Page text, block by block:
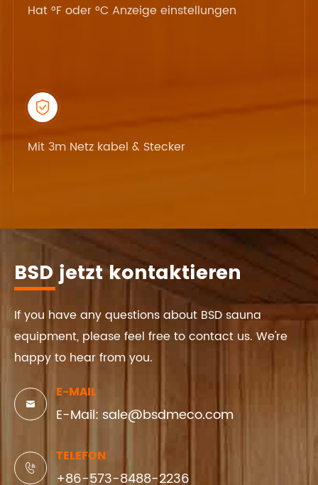
Hat °F oder °C Anzeige einstellungen

Mit 3m Netz kabel & Stecker
BSD jetzt kontaktieren
If you have any questions about BSD sauna
equipment, please feel free to contact us. We're
happy to hear from you.

E-MAIL
E-Mail: sale@bsdmeco.com

TELEFON
+86-573-8488-2236